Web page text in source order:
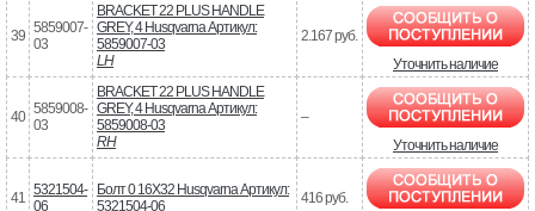
39 5859007-
03
BRACKET 22 PLUS HANDLE
GREY, 4 Husqvarna Артикул:
5859007-03
LH
2.167 руб.
Уточнить наличие
40 5859008-
03
BRACKET 22 PLUS HANDLE
GREY, 4 Husqvarna Артикул:
5859008-03
RH
–
Уточнить наличие
41
5321504-
06
Болт 0 16X32 Husqvarna Артикул:
5321504-06
416 руб.